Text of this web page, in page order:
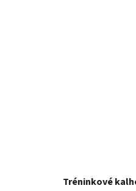
Tréninkové